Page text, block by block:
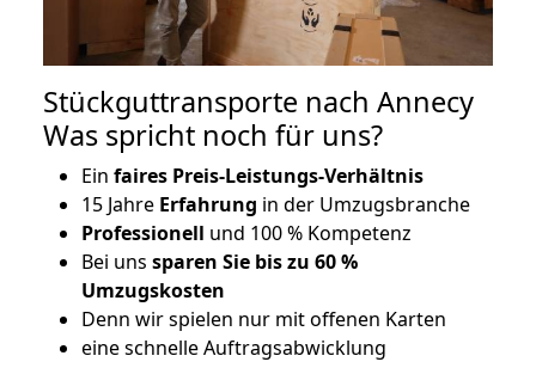
Stückguttransporte nach Annecy
Was spricht noch für uns?
Ein faires Preis-Leistungs-Verhältnis
15 Jahre Erfahrung in der Umzugsbranche
Professionell und 100 % Kompetenz
Bei uns sparen Sie bis zu 60 %
Umzugskosten
Denn wir spielen nur mit offenen Karten
eine schnelle Auftragsabwicklung